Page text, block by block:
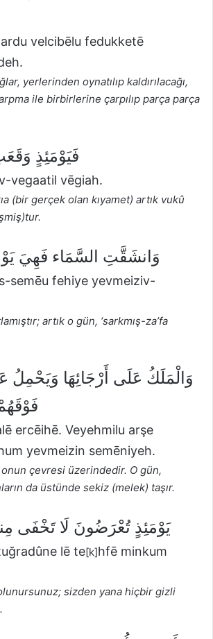
velcibēlu fedukketē
yerlerinden oynatılıp kaldırılacağı,
ile birbirlerine çarpılıp parça parça
15. فَيَوْمَئِذٍ
vegaatil vēgiah.
(bir gerçek olan kıyamet) artık vukû
16. وَانشَقَّتِ السَّمَاء فَهِيَ
semēu fehiye yevmeiziv-
artık o gün, ‘sarkmış-za’fa
ercēihē. Veyehmilu arşe
yevmeizin semēniyeh.
çevresi üzerindedir. O gün,
da üstünde sekiz (melek) taşır.
18. يَوْمَئِذٍ تُعْرَضُونَ لَا تَخْفَى
lē te[k]hfē minkum
sizden yana hiçbir gizli